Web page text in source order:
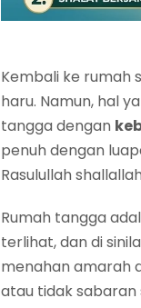
Kembali ke rumah
haru. Namun, hal
tangga dengan
penuh dengan
Rasulullah
Rumah tangga
terlihat, dan di
menahan amarah
atau tidak